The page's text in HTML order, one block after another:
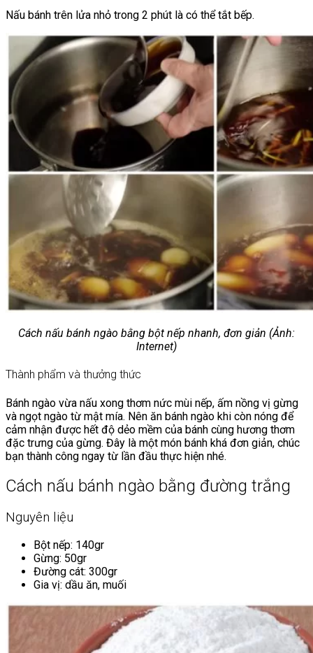
Nấu bánh trên lửa nhỏ trong 2 phút là có thể tắt bếp.
Cách nấu bánh ngào bằng bột nếp nhanh, đơn giản (Ảnh:
Internet)
Thành phẩm và thưởng thức
Bánh ngào vừa nấu xong thơm nức mùi nếp, ấm nồng vị gừng
và ngọt ngào từ mật mía. Nên ăn bánh ngào khi còn nóng để
cảm nhận được hết độ dẻo mềm của bánh cùng hương thơm
đặc trưng của gừng. Đây là một món bánh khá đơn giản, chúc
bạn thành công ngay từ lần đầu thực hiện nhé.
Cách nấu bánh ngào bằng đường trắng
Nguyên liệu
Bột nếp: 140gr
Gừng: 50gr
Đường cát: 300gr
Gia vị: dầu ăn, muối